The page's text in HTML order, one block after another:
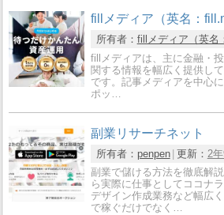
fillメディア（英名：
所有者： fillメディア（英名
fillメディアは、主に金融・
関する情報を幅広く提供し
です。記事メディアを中心
ポッ…
副業リサーチネット
所有者： penpen 更新： 2
副業で儲ける方法を徹底解
ら実際に仕事としてココナ
デザイン作成業務など幅広
で稼ぐだけでなく…